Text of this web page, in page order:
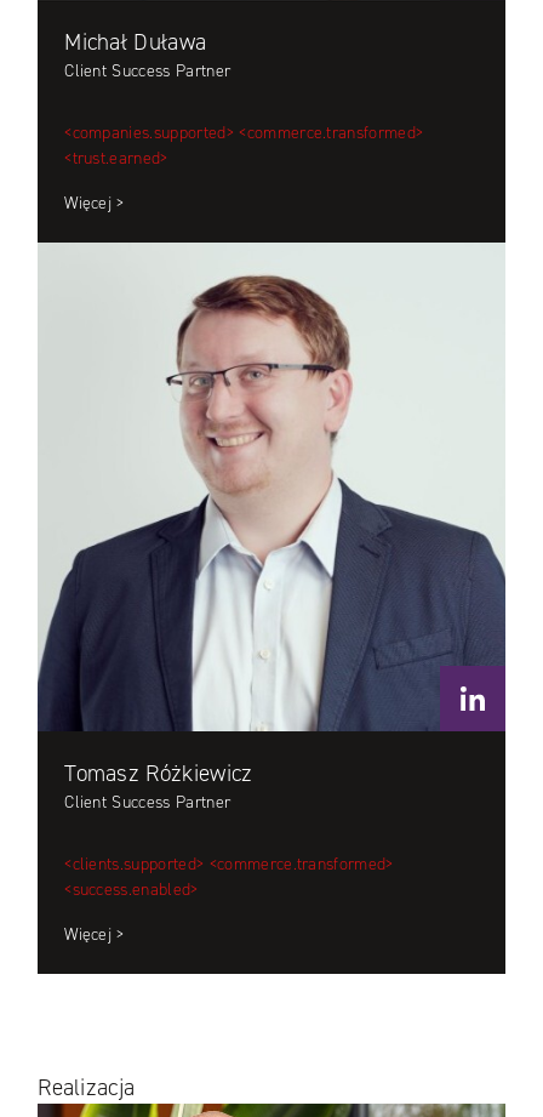
Michał Duława
Client Success Partner
<companies.supported> <commerce.transformed>
<trust.earned>
Więcej >
Tomasz Różkiewicz
Client Success Partner
<clients.supported> <commerce.transformed>
<success.enabled>
Więcej >
Realizacja